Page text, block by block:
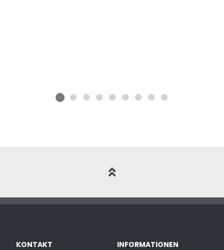
KONTAKT INFORMATIONEN